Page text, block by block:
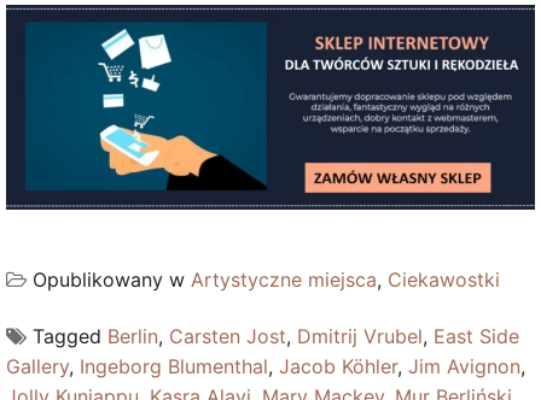
Opublikowany w Artystyczne miejsca, Ciekawostki
Tagged Berlin, Carsten Jost, Dmitrij Vrubel, East Side
Gallery, Ingeborg Blumenthal, Jacob Köhler, Jim Avignon,